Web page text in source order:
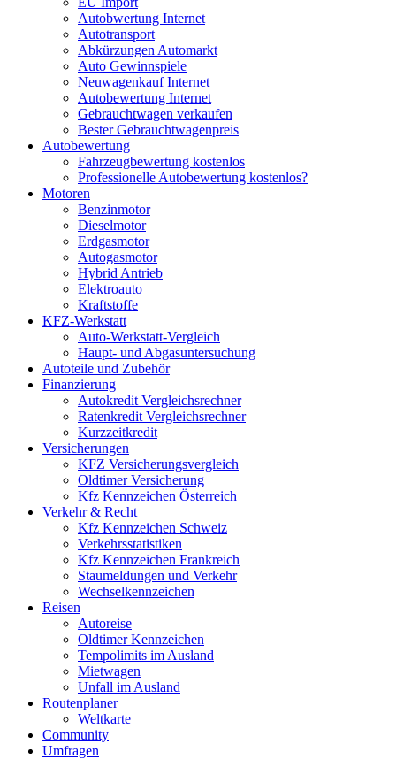
Autobwertung Internet
Autotransport
Abkürzungen Automarkt
Auto Gewinnspiele
Neuwagenkauf Internet
Autobewertung Internet
Gebrauchtwagen verkaufen
Bester Gebrauchtwagenpreis
Autobewertung
Fahrzeugbewertung kostenlos
Professionelle Autobewertung kostenlos?
Motoren
Benzinmotor
Dieselmotor
Erdgasmotor
Autogasmotor
Hybrid Antrieb
Elektroauto
Kraftstoffe
KFZ-Werkstatt
Auto-Werkstatt-Vergleich
Haupt- und Abgasuntersuchung
Autoteile und Zubehör
Finanzierung
Autokredit Vergleichsrechner
Ratenkredit Vergleichsrechner
Kurzzeitkredit
Versicherungen
KFZ Versicherungsvergleich
Oldtimer Versicherung
Kfz Kennzeichen Österreich
Verkehr & Recht
Kfz Kennzeichen Schweiz
Verkehrsstatistiken
Kfz Kennzeichen Frankreich
Staumeldungen und Verkehr
Wechselkennzeichen
Reisen
Autoreise
Oldtimer Kennzeichen
Tempolimits im Ausland
Mietwagen
Unfall im Ausland
Routenplaner
Weltkarte
Community
Umfragen